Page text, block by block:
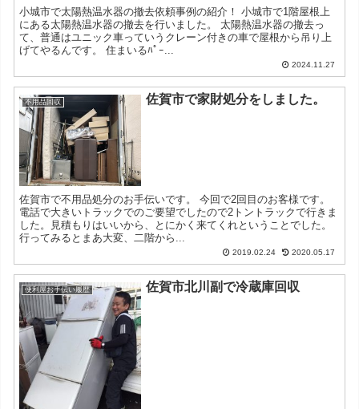
小城市で太陽熱温水器の撤去依頼事例の紹介！ 小城市で1階屋根上
にある太陽熱温水器の撤去を行いました。 太陽熱温水器の撤去っ
て、普通はユニック車っていうクレーン付きの車で屋根から吊り上
げてやるんです。 住まいるﾊﾟｰ...
2024.11.27
不用品回収 佐賀市で家財処分をしました。
佐賀市で不用品処分のお手伝いです。 今回で2回目のお客様です。
電話で大きいトラックでのご要望でしたので2トントラックで行きま
した。見積もりはいいから、とにかく来てくれということでした。
行ってみるとまあ大変、二階から...
2019.02.24 2020.05.17
便利屋お手伝い履歴 佐賀市北川副で冷蔵庫回収